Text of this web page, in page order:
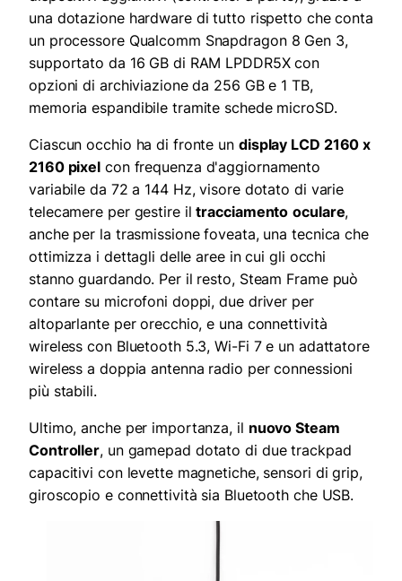
una dotazione hardware di tutto rispetto che conta
un processore Qualcomm Snapdragon 8 Gen 3,
supportato da 16 GB di RAM LPDDR5X con
opzioni di archiviazione da 256 GB e 1 TB,
memoria espandibile tramite schede microSD.
Ciascun occhio ha di fronte un display LCD 2160 x
2160 pixel con frequenza d'aggiornamento
variabile da 72 a 144 Hz, visore dotato di varie
telecamere per gestire iltracciamento oculare,
anche per la trasmissione foveata, una tecnica che
ottimizza i dettagli delle aree in cui gli occhi
stanno guardando. Per il resto, Steam Frame può
contare su microfoni doppi, due driver per
altoparlante per orecchio, e una connettività
wireless con Bluetooth 5.3, Wi-Fi 7 e un adattatore
wireless a doppia antenna radio per connessioni
più stabili.
Ultimo, anche per importanza, il nuovo Steam
Controller, un gamepad dotato di due trackpad
capacitivi con levette magnetiche, sensori di grip,
giroscopio e connettività sia Bluetooth che USB.